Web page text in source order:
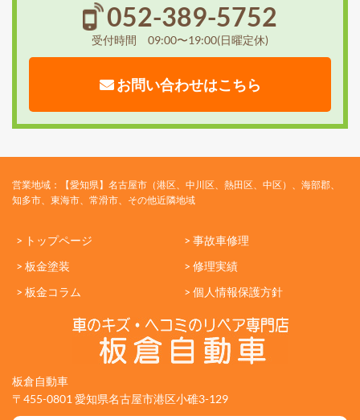
052-389-5752
受付時間 09:00〜19:00(日曜定休)
お問い合わせはこちら
営業地域：【愛知県】名古屋市（港区、中川区、熱田区、中区）、海部郡、
知多市、東海市、常滑市、その他近隣地域
> トップページ
> 事故車修理
> 板金塗装
> 修理実績
> 板金コラム
> 個人情報保護方針
板倉自動車
〒455-0801 愛知県名古屋市港区小碓3-129